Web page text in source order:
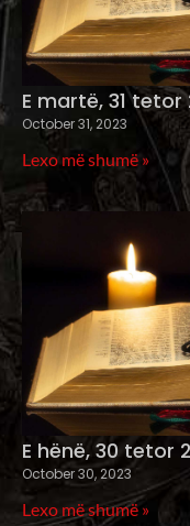
E martë, 31
October 31, 2023
Lexo më shumë »
E hënë, 30 tetor
October 30, 2023
Lexo më shumë »